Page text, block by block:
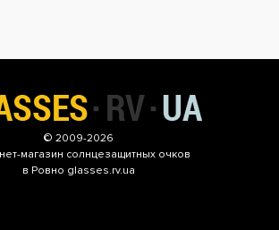
© 2009-2026
магазин солнцезащитных очков
в Ровно glasses.rv.ua